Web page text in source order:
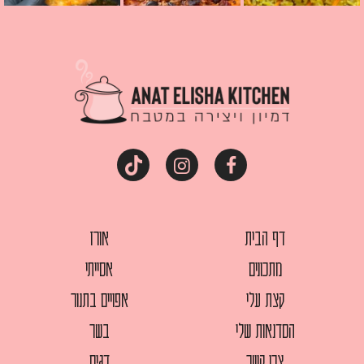
דף הבית
מתכונים
קצת עלי
הסדנאות שלי
אורז
אסייתי
אפויים בתנור
בשר